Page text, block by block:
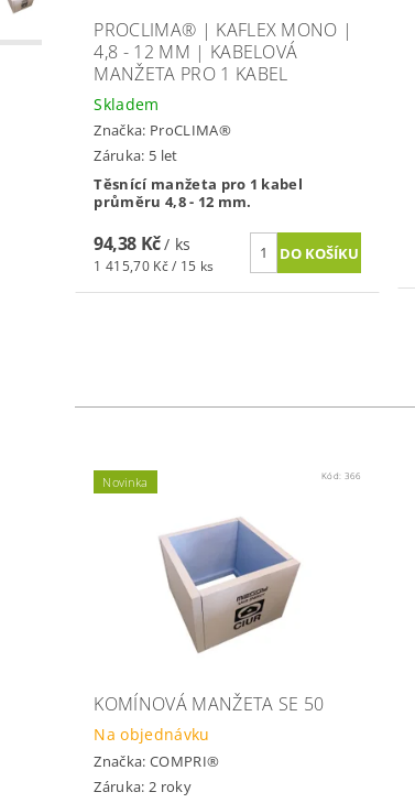
PROCLIMA® | KAFLEX MONO |
4,8 - 12 MM | KABELOVÁ
MANŽETA PRO 1 KABEL
Skladem
Značka: ProCLIMA®
Záruka: 5 let
Těsnící manžeta pro 1 kabel
průměru 4,8 - 12 mm.
94,38 Kč/ ks
1 415,70 Kč / 15 ks
Novinka Kód: 366
KOMÍNOVÁ MANŽETA SE 50
Na objednávku
Značka: COMPRI®
Záruka: 2 roky